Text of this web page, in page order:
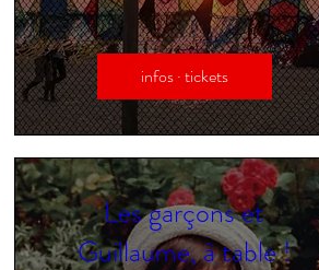
infos · tickets
Les garçons et
Guillaume, à table !